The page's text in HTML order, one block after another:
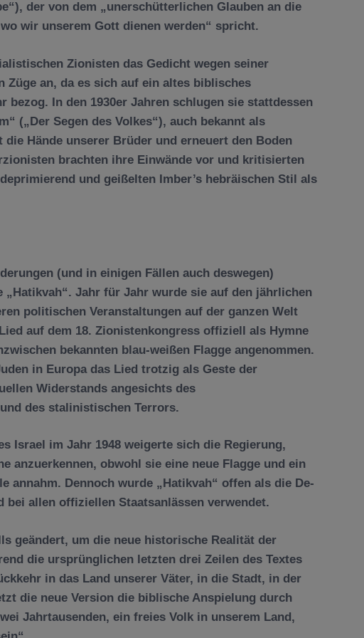
der von dem „unerschütterlichen Glauben an die
wir unserem Gott dienen werden“ spricht.
Zionisten das Gedicht wegen seiner
Züge an, da es sich auf ein altes biblisches
bezog. In den 1930er Jahren schlugen sie stattdessen
(„Der Segen des Volkes“), auch bekannt als
die Hände unserer Brüder und erneuert den Boden
brachten ihre Einwände vor und kritisierten
und geißelten Imber’s hebräischen Stil als
(und in einigen Fällen auch deswegen)
Jahr für Jahr wurde sie auf den jährlichen
politischen Veranstaltungen auf der ganzen Welt
auf dem 18. Zionistenkongress offiziell als Hymne
bekannten blau-weißen Flagge angenommen.
in Europa das Lied trotzig als Geste der
Widerstands angesichts des
des stalinistischen Terrors.
Israel im Jahr 1948 weigerte sich die Regierung,
anzuerkennen, obwohl sie eine neue Flagge und ein
annahm. Dennoch wurde „Hatikvah“ offen als die De-
allen offiziellen Staatsanlässen verwendet.
geändert, um die neue historische Realität der
die ursprünglichen letzten drei Zeilen des Textes
in das Land unserer Väter, in die Stadt, in der
die neue Version die biblische Anspielung durch
Jahrtausenden, ein freies Volk in unserem Land,